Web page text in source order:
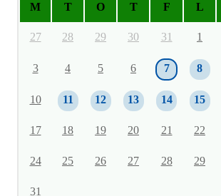
M T O T F L
27 28 29 30 31 1
3 4 5 6 7 8
10 11 12 13 14 15
17 18 19 20 21 22
24 25 26 27 28 29
31